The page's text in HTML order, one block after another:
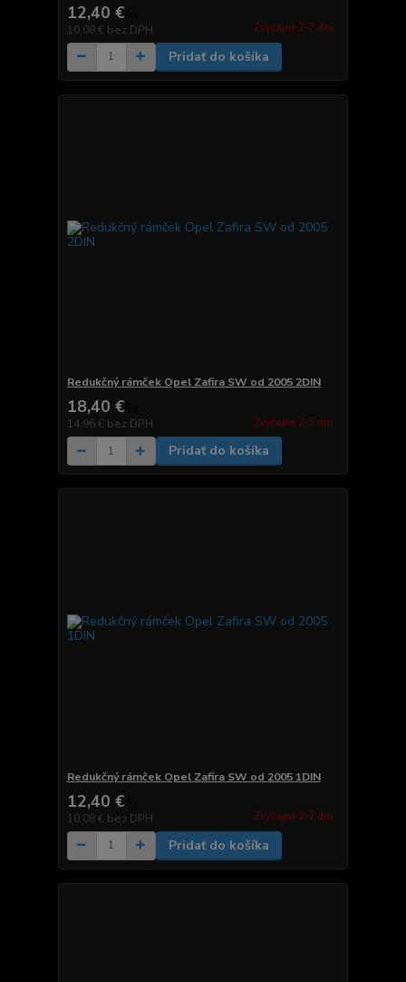
12,40 €
10,08 € bez DPH Zvyčajne 2-7 dni.
Pridať do košíka
Redukčný rámček Opel Zafira SW od 2005 2DIN
18,40 €
14,96 € bez DPH Zvyčajne 2-7 dni.
Pridať do košíka
Redukčný rámček Opel Zafira SW od 2005 1DIN
12,40 €
10,08 € bez DPH Zvyčajne 2-7 dni.
Pridať do košíka